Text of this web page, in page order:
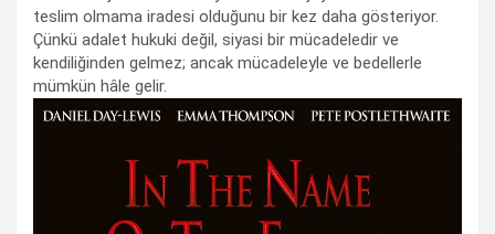
teslim olmama iradesi olduğunu bir kez daha gösteriyor.
Çünkü adalet hukuki değil, siyasi bir mücadeledir ve
kendiliğinden gelmez; ancak mücadeleyle ve bedellerle
mümkün hâle gelir.